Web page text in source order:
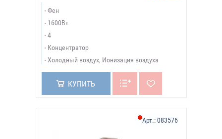
Фен
1600Вт
4
Концентратор
Холодный воздух, Ионизация воздуха
КУПИТЬ
Арт.:083576